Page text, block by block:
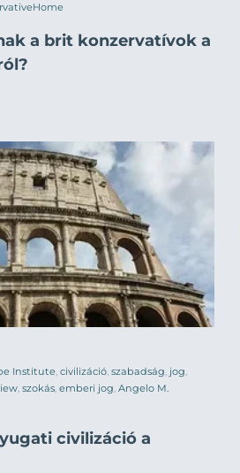
a brit konzervatívok a
Institute civilizáció szabadság jog
szokás emberi jog Angelo M.
civilizáció a